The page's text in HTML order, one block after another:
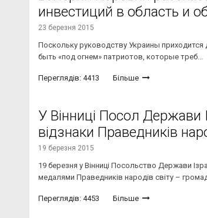
инвестиций в область и
23 березня 2015
Поскольку руководству Украины приходится
быть «под огнем» патриотов, которые треб...
Переглядів: 4413 Більше
У Вінниці Посол Держави
відзнаки Праведників
19 березня 2015
19 березня у Вінниці Посольство Держави
медалями Праведників народів світу –
Переглядів: 4453 Більше